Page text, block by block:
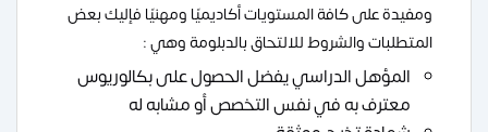
ومفيدة على كافة المستويات أكاديميًا ومهنيًا فإليك بعض
المتطلبات والشروط للالتحاق بالدبلومة وهي :
المؤهل الدراسي يفضل الحصول على بكالوريوس
معترف به في نفس التخصص أو مشابه له